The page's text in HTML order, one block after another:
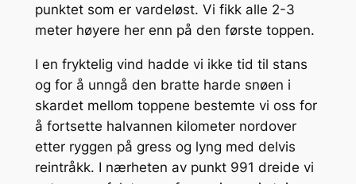
punktet som er vardeløst. Vi fikk alle 2-3
meter høyere her enn på den første toppen.
I en fryktelig vind hadde vi ikke tid til stans
og for å unngå den bratte harde snøen i
skardet mellom toppene bestemte vi oss for
å fortsette halvannen kilometer nordover
etter ryggen på gress og lyng med delvis
reintråkk. I nærheten av punkt 991 dreide vi